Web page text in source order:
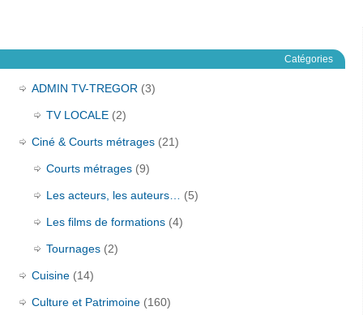
Catégories
ADMIN TV-TREGOR (3)
TV LOCALE (2)
Ciné & Courts métrages (21)
Courts métrages (9)
Les acteurs, les auteurs… (5)
Les films de formations (4)
Tournages (2)
Cuisine (14)
Culture et Patrimoine (160)